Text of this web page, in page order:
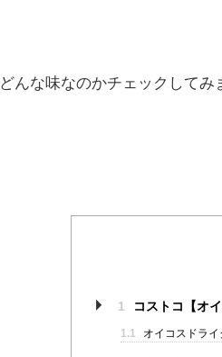
どんな味なのかチェックしてみ
1 コストコ【オ
1.1 オイコスドラ